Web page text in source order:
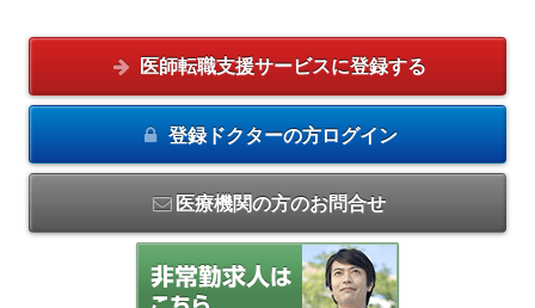
医師転職支援サービスに登録する
登録ドクターの方ログイン
医療機関の方のお問合せ